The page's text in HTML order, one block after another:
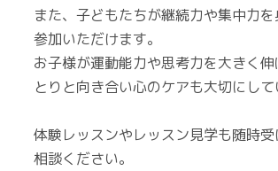
また、子どもたちが継続力や集中力
参加いただけます。
お子様が運動能力や思考力を大きく
とりと向き合い心のケアも大切にし
体験レッスンやレッスン見学も随時
相談ください。